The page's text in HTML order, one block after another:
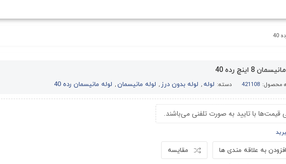
8 اینچ رده 40
محصول: 421108 دسته: لوله , لوله بدون درز , لوله مانیسمان, لوله مانیسمان رده 40
قیمت‌ها با تایید به صورت تلفنی می‌باشند.
مقایسه افزودن به علاقه مندی ها